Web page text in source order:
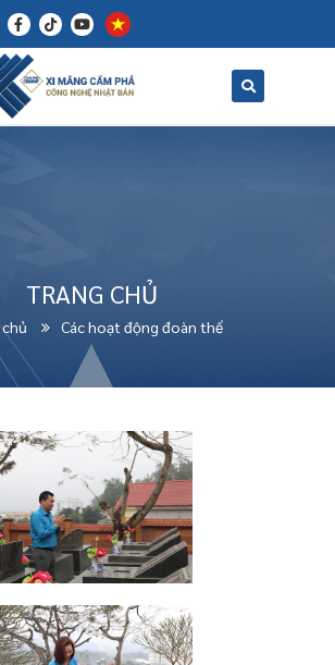
TRANG CHỦ
Các hoạt động đoàn thể